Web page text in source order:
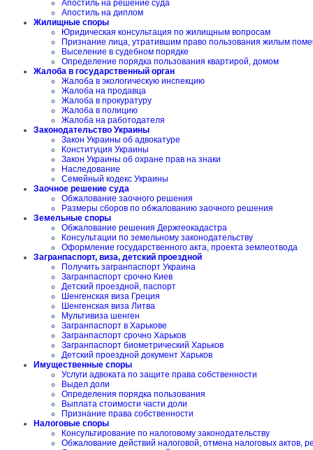
Апостиль на решение суда
Апостиль на диплом
Жилищные споры
Юридическая консультация по жилищным вопросам
Признание лица, утратившим право пользования жилым
Выселение в судебном порядке
Определение порядка пользования квартирой, домом
Жалоба в государственный орган
Жалоба в экологическую инспекцию
Жалоба на продавца
Жалоба в прокуратуру
Жалоба в полицию
Жалоба на работодателя
Законодательство Украины
Закон Украины об адвокатуре
Конституция Украины
Закон Украины об охране прав на знаки
Наследование
Семейный кодекс Украины
Заочное решение суда
Обжалование заочного решения
Размеры сборов по обжалованию заочного решения
Земельные споры
Обжалование решения Держгеокадастра
Консультации по земельному законодательству
Оформление государственного акта, проекта землеотвода
Загранпаспорт, виза, детский проездной
Получить загранпаспорт Украина
Загранпаспорт срочно Киев
Детский проездной, паспорт
Шенгенская виза Греция
Шенгенская виза Литва
Мультивиза шенген
Загранпаспорт в Харькове
Загранпаспорт срочно Харьков
Загранпаспорт биометрический Харьков
Детский проездной документ Харьков
Имущественные споры
Услуги адвоката по защите права собственности
Выдел доли
Определения порядка пользования
Выплата стоимости части доли
Признание права собственности
Налоговые споры
Консультирование по налоговому законодательству
Обжалование действий налоговой, отмена налоговых актов,